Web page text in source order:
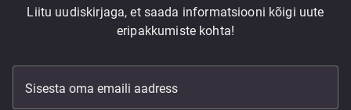
Liitu uudiskirjaga, et saada informatsiooni kõigi uute
eripakkumiste kohta!
Sisesta oma emaili aadress